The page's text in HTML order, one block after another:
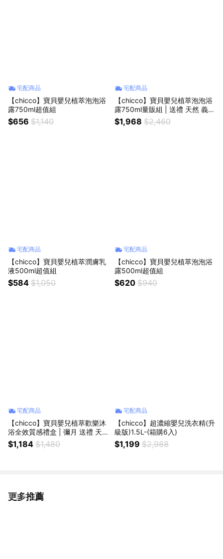
宅配商品
【chicco】寶貝嬰兒植萃泡泡浴
露750ml超值組
$656 $1,140
宅配商品
【chicco】寶貝嬰兒植萃泡泡浴
露750ml量販組 | 送禮 天然 義大
利製造
$1,968 $2,460
宅配商品
【chicco】寶貝嬰兒植萃潤膚乳
液500ml超值組
$584 $1,050
宅配商品
【chicco】寶貝嬰兒植萃泡泡浴
露500ml超值組
$620 $940
宅配商品
【chicco】寶貝嬰兒植萃歡樂沐
浴全效質感禮盒 | 彌月 送禮 天
然 義大利製造
$1,184 $1,480
宅配商品
【chicco】超濃縮嬰兒洗衣精(升
級版)1.5L-(箱購6入)
$1,199 $2,988
更多推薦
看更多